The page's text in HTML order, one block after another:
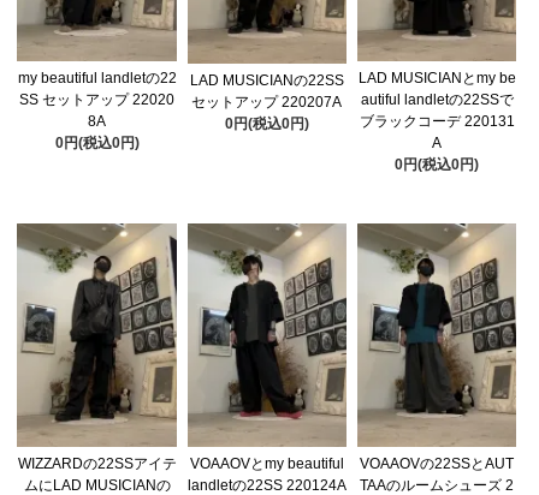
my beautiful landletの22
SS セットアップ 22020
8A
0円(税込0円)
LAD MUSICIANの22SS
セットアップ 220207A
0円(税込0円)
LAD MUSICIANとmy be
autiful landletの22SSで
ブラックコーデ 220131
A
0円(税込0円)
WIZZARDの22SSアイテ
ムにLAD MUSICIANの
VOAAOVとmy beautiful
landletの22SS 220124A
VOAAOVの22SSとAUT
TAAのルームシューズ 2